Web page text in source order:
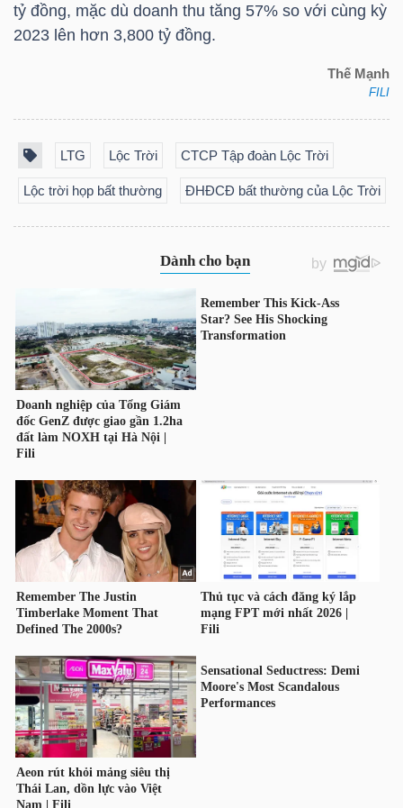
tỷ đồng, mặc dù doanh thu tăng 57% so với cùng kỳ
2023 lên hơn 3,800 tỷ đồng.
Thế Mạnh
FILI
LTG Lộc Trời CTCP Tập đoàn Lộc Trời
Lộc trời họp bất thường ĐHĐCĐ bất thường của Lộc Trời
CỔ
SINH
TRÁI
PHIẾU
CÔNG
CỤ
ĐẦU
TRUY
XUẤT
DỮ
LIỆU
Ngành